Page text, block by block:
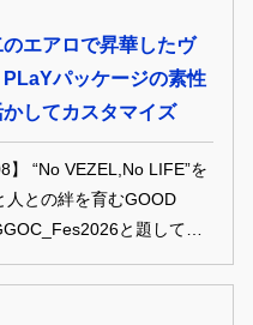
のエアロで昇華したヴ
PLaYパッケージの素性
してカスタマイズ
】 “No VEZEL,No LIFE”を
人との絆を育むGOOD
と題して名
車両からコテコテのカス